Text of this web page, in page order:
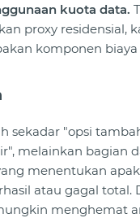
kuota data.
proxy residensial,
komponen biaya
sekadar "opsi
melainkan bagian
menentukan
atau gagal total.
menghemat